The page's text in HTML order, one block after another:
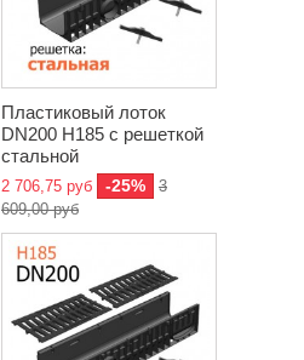
Пластиковый лоток
DN200 H185 с решеткой
стальной
2 706,75 руб -25%
3
609,00 руб